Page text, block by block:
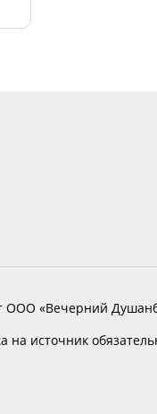
ООО «Вечерний
на источник